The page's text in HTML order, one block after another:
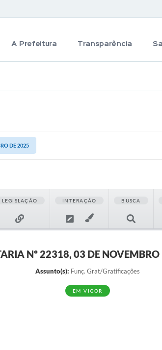
A Prefeitura Transparência
DE 2025
LEGISLAÇÃO INTERAÇÃO BUSCA
Nº 22318, 03 DE
Assunto(s): Funç. Grat/Gratificações
EM VIGOR